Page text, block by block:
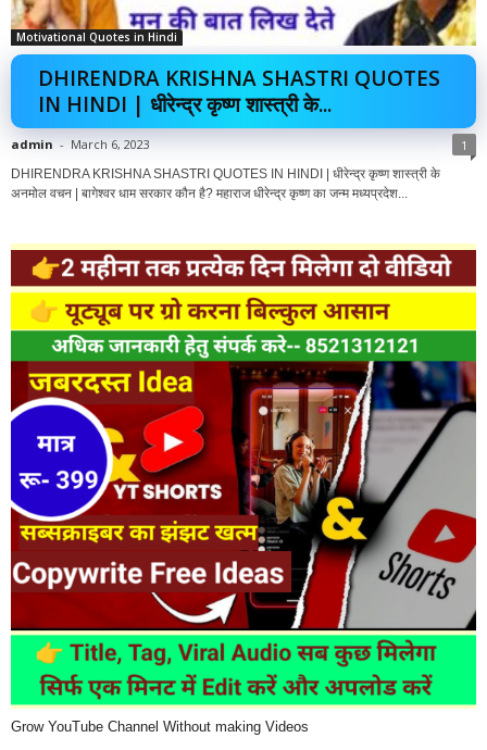
Motivational Quotes in Hindi
DHIRENDRA KRISHNA SHASTRI QUOTES
IN HINDI | धीरेन्द्र कृष्ण शास्त्री के...
admin - March 6, 2023 1
DHIRENDRA KRISHNA SHASTRI QUOTES IN HINDI | धीरेन्द्र कृष्ण शास्त्री के
अनमोल वचन | बागेश्वर धाम सरकार कौन है? महाराज धीरेन्द्र कृष्ण का जन्म मध्यप्रदेश...
Grow YouTube Channel Without making Videos